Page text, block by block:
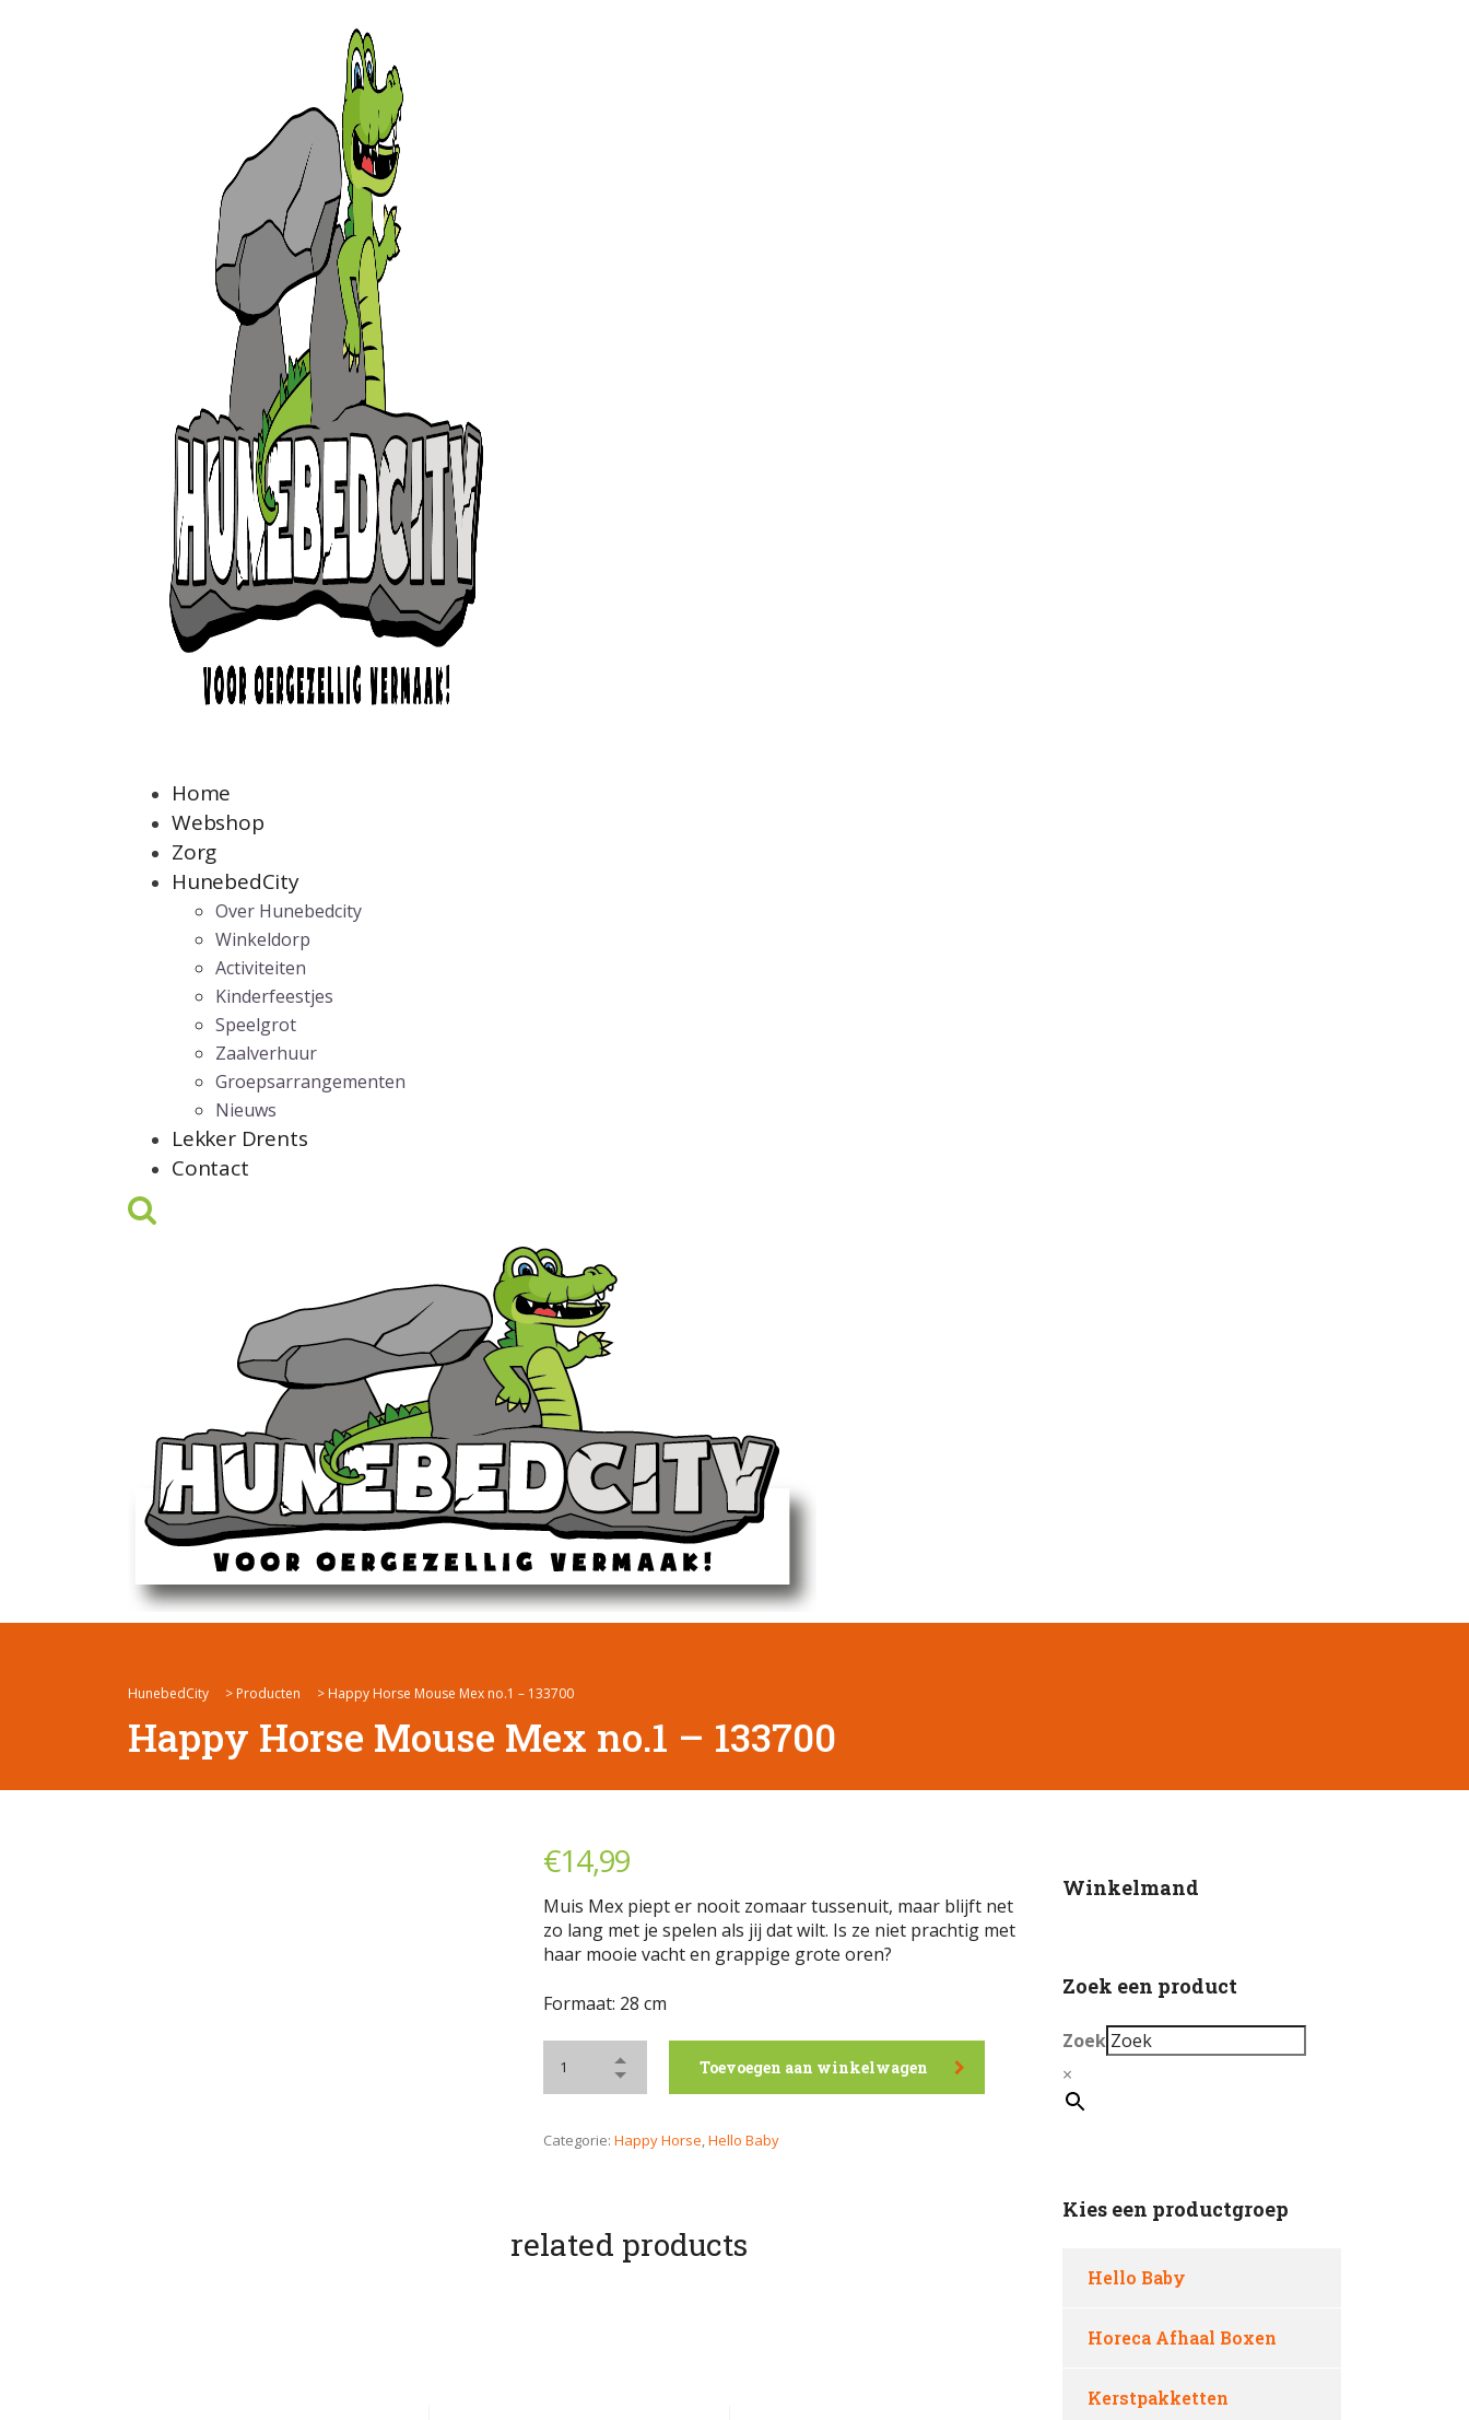
Home
Webshop
Zorg
HunebedCity
Over Hunebedcity
Winkeldorp
Activiteiten
Kinderfeestjes
Speelgrot
Zaalverhuur
Groepsarrangementen
Nieuws
Lekker Drents
Contact
HunebedCity > Producten > Happy Horse Mouse Mex no.1 – 133700
Happy Horse Mouse Mex no.1 – 133700
€14,99
Muis Mex piept er nooit zomaar tussenuit, maar blijft net
zo lang met je spelen als jij dat wilt. Is ze niet prachtig met
haar mooie vacht en grappige grote oren?
Formaat: 28 cm
Toevoegen aan winkelwagen
Categorie: Happy Horse,Hello Baby
related products
Winkelmand
Zoek een product
Zoek
×
Kies een productgroep
Hello Baby
Horeca Afhaal Boxen
Kerstpakketten